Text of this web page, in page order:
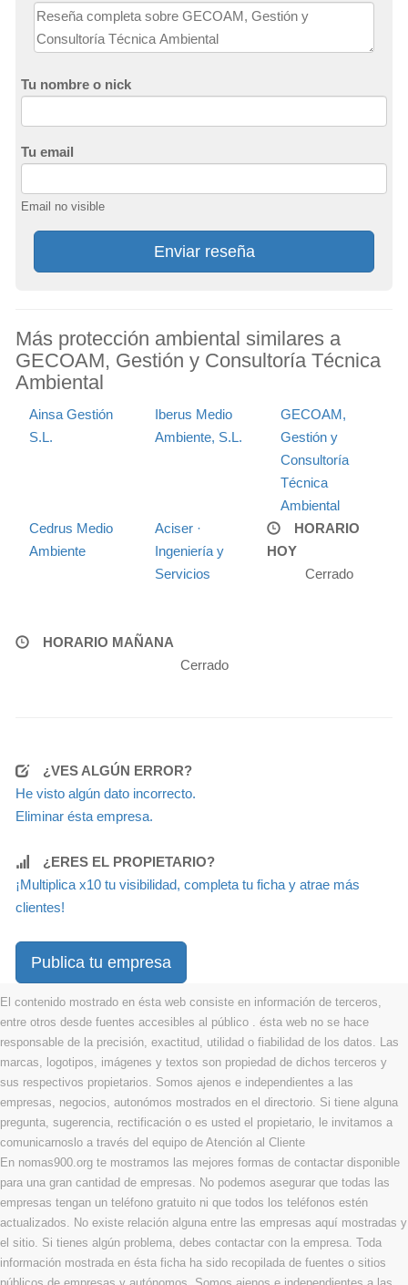
Tu nombre o nick
Tu email
Email no visible
Enviar reseña
Más protección ambiental similares a
GECOAM, Gestión y Consultoría Técnica
Ambiental
Ainsa Gestión
S.L.
Iberus Medio
Ambiente, S.L.
GECOAM,
Gestión y
Consultoría
Técnica
Ambiental
Cedrus Medio
Ambiente
Aciser ·
Ingeniería y
Servicios
HORARIO
HOY
Cerrado
HORARIO MAÑANA
Cerrado
¿VES ALGÚN ERROR?
He visto algún dato incorrecto.
Eliminar ésta empresa.
¿ERES EL PROPIETARIO?
¡Multiplica x10 tu visibilidad, completa tu ficha y atrae más
clientes!
Publica tu empresa
El contenido mostrado en ésta web consiste en información de terceros,
entre otros desde fuentes accesibles al público . ésta web no se hace
responsable de la precisión, exactitud, utilidad o fiabilidad de los datos. Las
marcas, logotipos, imágenes y textos son propiedad de dichos terceros y
sus respectivos propietarios. Somos ajenos e independientes a las
empresas, negocios, autonómos mostrados en el directorio. Si tiene alguna
pregunta, sugerencia, rectificación o es usted el propietario, le invitamos a
comunicarnoslo a través del equipo de Atención al Cliente
En nomas900.org te mostramos las mejores formas de contactar disponible
para una gran cantidad de empresas. No podemos asegurar que todas las
empresas tengan un teléfono gratuito ni que todos los teléfonos estén
actualizados. No existe relación alguna entre las empresas aquí mostradas y
el sitio. Si tienes algún problema, debes contactar con la empresa. Toda
información mostrada en ésta ficha ha sido recopilada de fuentes o sitios